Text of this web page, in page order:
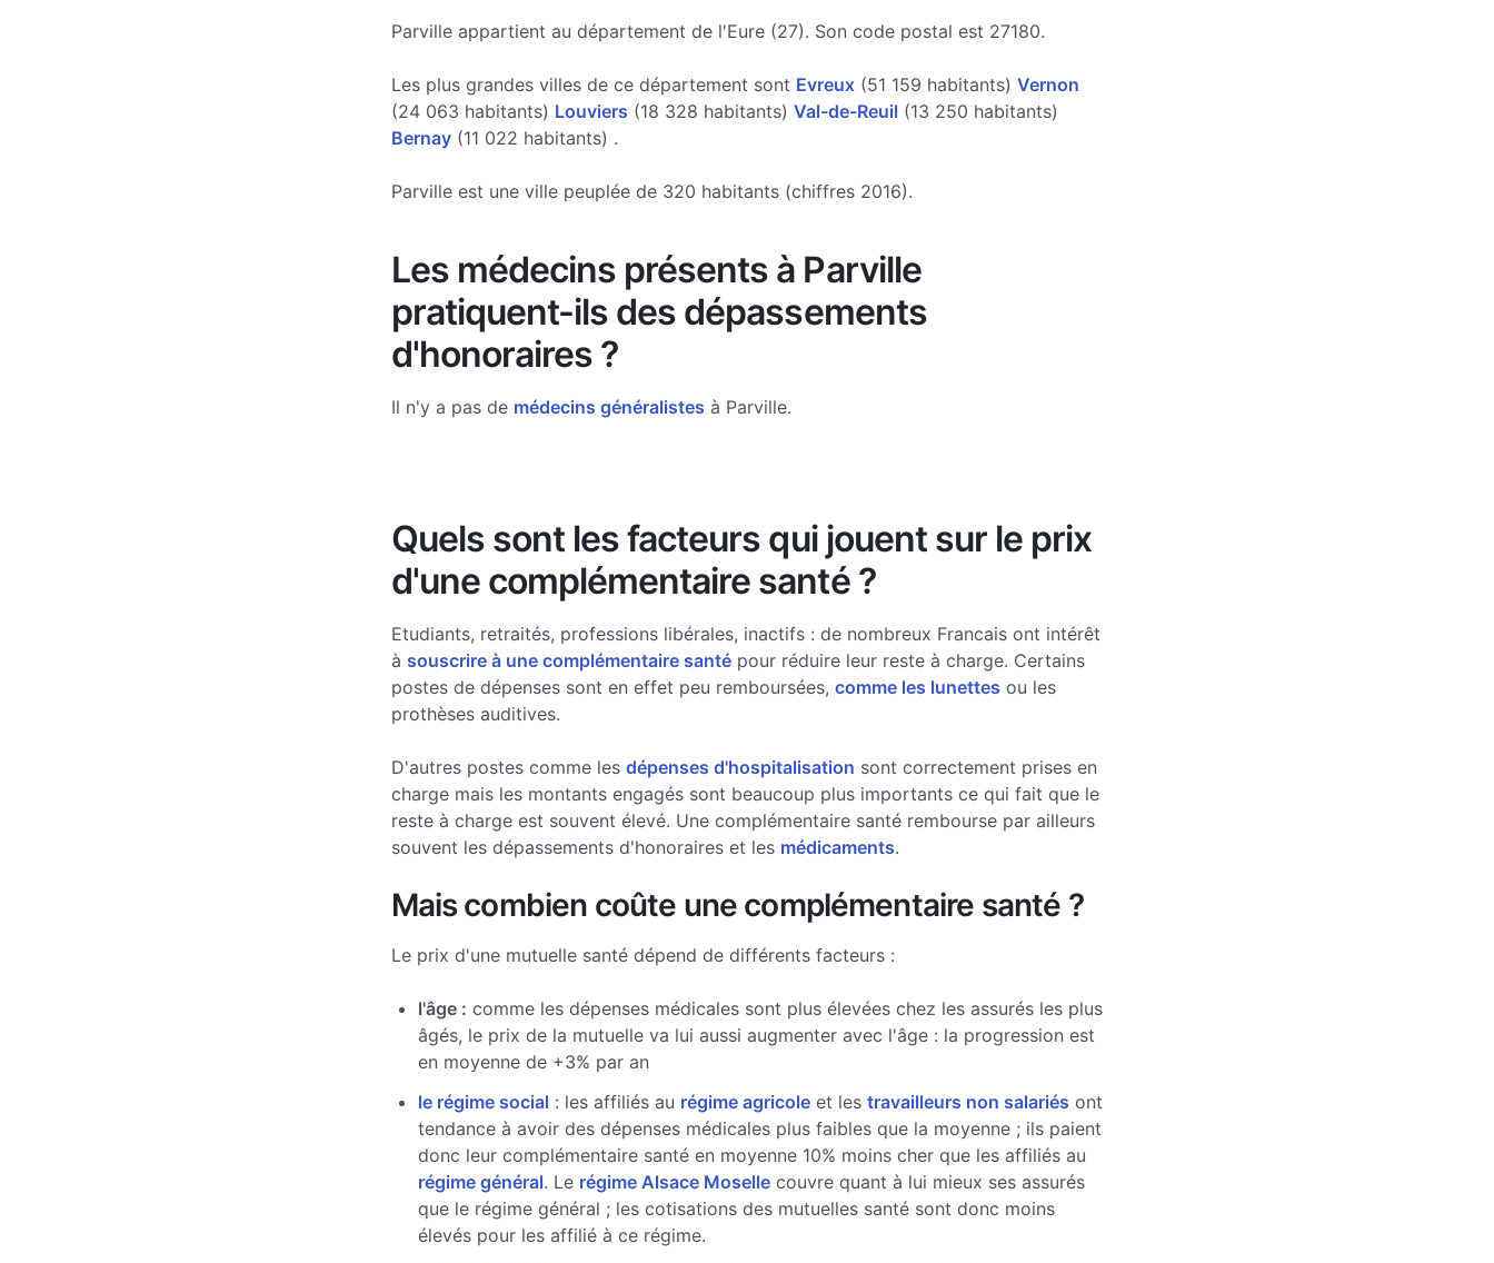
Parville appartient au département de l'Eure (27). Son code postal est 27180.
Les plus grandes villes de ce département sont Evreux(51 159 habitants) Vernon
(24 063 habitants) Louviers (18 328 habitants) Val-de-Reuil (13 250 habitants)
Bernay(11 022 habitants) .
Parville est une ville peuplée de 320 habitants (chiffres 2016).
Les médecins présents à Parville
pratiquent-ils des dépassements
d'honoraires ?
Il n'y a pas de médecins généralistes à Parville.
Quels sont les facteurs qui jouent sur le prix
d'une complémentaire santé ?
Etudiants, retraités, professions libérales, inactifs : de nombreux Francais ont intérêt
à souscrire à une complémentaire santépour réduire leur reste à charge. Certains
postes de dépenses sont en effet peu remboursées, comme les lunettes ou les
prothèses auditives.
D'autres postes comme les dépenses d'hospitalisation sont correctement prises en
charge mais les montants engagés sont beaucoup plus importants ce qui fait que le
reste à charge est souvent élevé. Une complémentaire santé rembourse par ailleurs
souvent les dépassements d'honoraires et les médicaments.
Mais combien coûte une complémentaire santé ?
Le prix d'une mutuelle santé dépend de différents facteurs :
l'âge : comme les dépenses médicales sont plus élevées chez les assurés les plus
âgés, le prix de la mutuelle va lui aussi augmenter avec l'âge : la progression est
en moyenne de +3% par an
le régime social : les affiliés au régime agricoleet les travailleurs non salariés ont
tendance à avoir des dépenses médicales plus faibles que la moyenne ; ils paient
donc leur complémentaire santé en moyenne 10% moins cher que les affiliés au
régime général. Le régime Alsace Mosellecouvre quant à lui mieux ses assurés
que le régime général ; les cotisations des mutuelles santé sont donc moins
élevés pour les affilié à ce régime.